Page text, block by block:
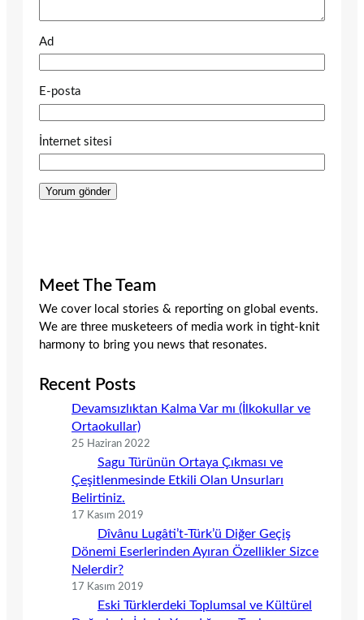
Ad
E-posta
İnternet sitesi
Meet The Team
We cover local stories & reporting on global events.
We are three musketeers of media work in tight-knit
harmony to bring you news that resonates.
Recent Posts
Devamsızlıktan Kalma Var mı (İlkokullar ve
Ortaokullar)
25 Haziran 2022
Sagu Türünün Ortaya Çıkması ve
Çeşitlenmesinde Etkili Olan Unsurları
Belirtiniz.
17 Kasım 2019
Dîvânu Lugâti’t-Türk’ü Diğer Geçiş
Dönemi Eserlerinden Ayıran Özellikler Sizce
Nelerdir?
17 Kasım 2019
Eski Türklerdeki Toplumsal ve Kültürel